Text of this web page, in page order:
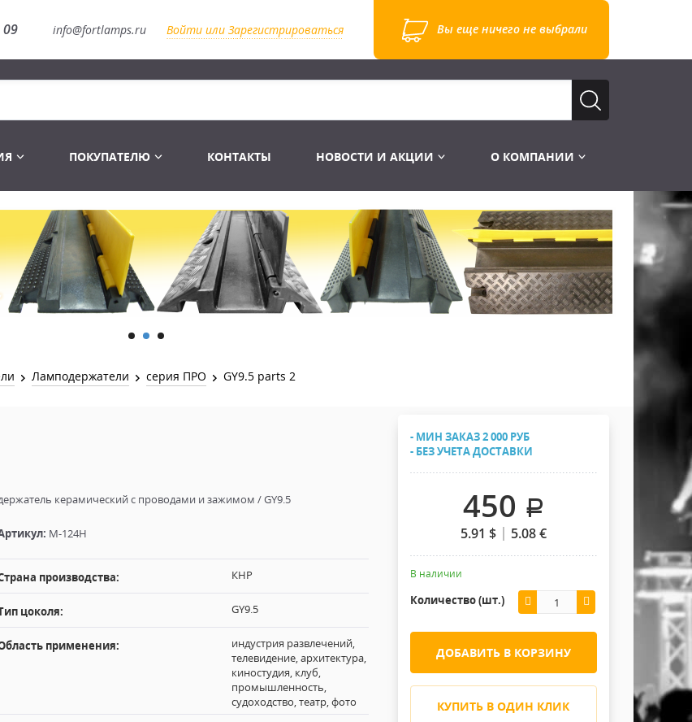
09 info@fortlamps.ru Войти или Зарегистрироваться Вы еще ничего не выбрали
Лампы Винтаж Ретро Декор
Лампы галогенные 6-120 V
Лампы студийные 110-240 V
Лампы-фары PAR
Лампы для бассейна
Лампы UV TUV HNS
Лампы видеопроекторные
Пускорегулирующая аппаратура
Распродажа
Перчатки
Сумки и подсумки
Инструменты
Готовые комплекты
Конструктор МИКРОСЦЕНА
Распродажа
Световое оборудование
Аксессуары для света
Лебёдки и Аксессуары
Фермы Штативы Стойки
Защитные чехлы и Кейсы
Распродажа
2х канальные модули
6и канальные модули
Лежачий полицейский ИДН
ПОКУПАТЕЛЮ КОНТАКТЫ НОВОСТИ И АКЦИИ О КОМПАНИИ
Ламподержатели серия ПРО GY9.5 parts 2
керамический с проводами и зажимом / GY9.5
M-124H
производства: КНР
цоколя: GY9.5
применения:
индустрия развлечений,
телевидение, архитектура,
киностудия, клуб,
промышленность,
судоходство, театр, фото
- МИН ЗАКАЗ 2 000 РУБ
- БЕЗ УЧЕТА ДОСТАВКИ
450 .
5.91 $ 5.08€
В наличии
Количество (шт.)
ДОБАВИТЬ В КОРЗИНУ
КУПИТЬ В ОДИН КЛИК